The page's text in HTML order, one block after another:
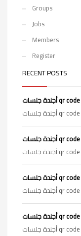
Groups
Jobs
Members
Register
RECENT POSTS